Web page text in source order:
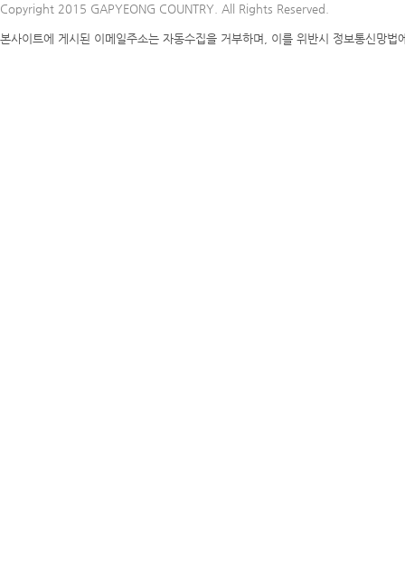
Copyright 2015 GAPYEONG COUNTRY. All Rights Reserved.
본사이트에 게시된 이메일주소는 자동수집을 거부하며, 이를 위반시 정보통신망법